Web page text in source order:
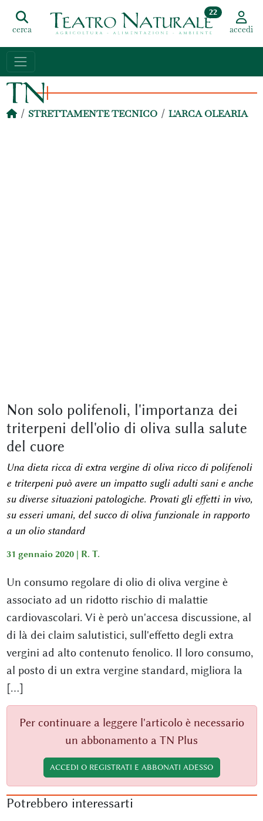
cerca
22
accedi
STRETTAMENTE TECNICO L'ARCA OLEARIA
Non solo polifenoli, l'importanza dei
triterpeni dell'olio di oliva sulla salute
del cuore
Una dieta ricca di extra vergine di oliva ricco di polifenoli
e triterpeni può avere un impatto sugli adulti sani e anche
su diverse situazioni patologiche. Provati gli effetti in vivo,
su esseri umani, del succo di oliva funzionale in rapporto
a un olio standard
31 gennaio 2020 | R. T.
Un consumo regolare di olio di oliva vergine è
associato ad un ridotto rischio di malattie
cardiovascolari. Vi è però un'accesa discussione, al
di là dei claim salutistici, sull'effetto degli extra
vergini ad alto contenuto fenolico. Il loro consumo,
al posto di un extra vergine standard, migliora la
[...]
Per continuare a leggere l'articolo è necessario
un abbonamento a TN Plus
ACCEDI O REGISTRATI E ABBONATI ADESSO
Potrebbero interessarti